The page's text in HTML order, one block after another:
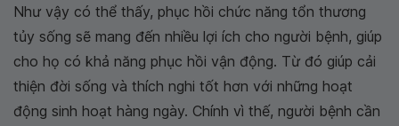
Như vậy có thể thấy, phục hồi chức năng tổn thương
tủy sống sẽ mang đến nhiều lợi ích cho người bệnh, giúp
cho họ có khả năng phục hồi vận động. Từ đó giúp cải
thiện đời sống và thích nghi tốt hơn với những hoạt
động sinh hoạt hàng ngày. Chính vì thế, người bệnh cần